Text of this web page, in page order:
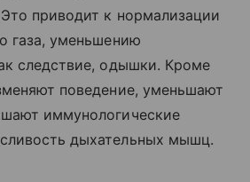
приводит к нормализации
газа, уменьшению
следствие, одышки. Кроме
поведение, уменьшают
иммунологические
дыхательных мышц.